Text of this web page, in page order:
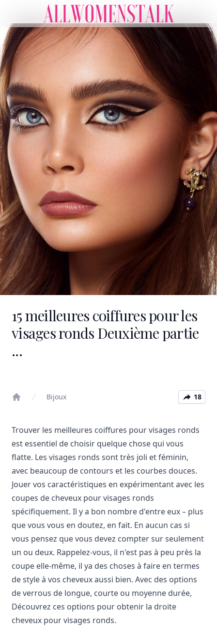
15 meilleures coiffures pour les
visages ronds Deuxième partie
...
Bijoux 18
Trouver les meilleures coiffures pour visages ronds
est essentiel de choisir quelque chose qui vous
flatte. Les visages ronds sont très joli et féminin,
avec beaucoup de contours et les courbes douces.
Jouer vos caractéristiques en expérimentant avec les
coupes de cheveux pour visages ronds
spécifiquement. Il y a bon nombre d'entre eux – plus
que vous vous en doutez, en fait. En aucun cas si
vous pensez que vous devez compter sur seulement
un ou deux. Rappelez-vous, il n'est pas à peu près la
coupe elle-même, il ya des choses à faire en termes
de style à vos cheveux aussi bien. Avec des options
de verrous de longue, courte ou moyenne durée,
Découvrez ces options pour obtenir la droite
cheveux pour visages ronds.